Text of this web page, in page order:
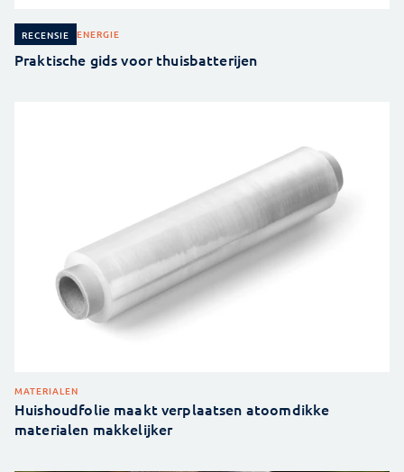
RECENSIE ENERGIE
Praktische gids voor thuisbatterijen
MATERIALEN
Huishoudfolie maakt verplaatsen atoomdikke
materialen makkelijker